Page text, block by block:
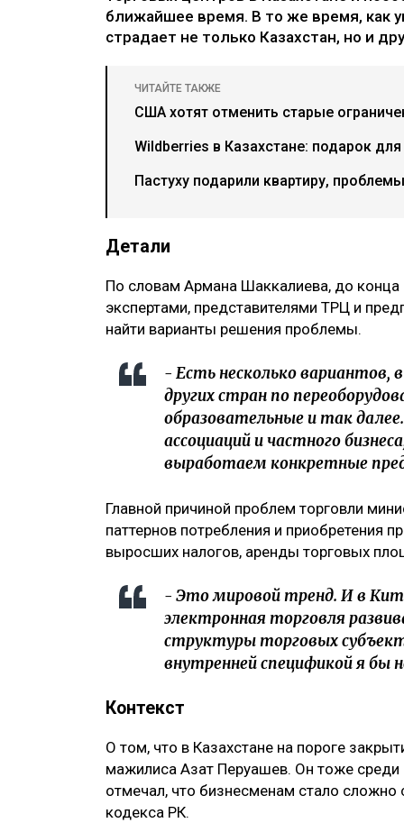
ближайшее время. В то же время, как
страдает не только Казахстан, но и
ЧИТАЙТЕ ТАКЖЕ
США хотят отменить старые
Wildberries в Казахстане: подарок
Пастуху подарили квартиру,
Детали
По словам Армана Шаккалиева, до
экспертами, представителями ТРЦ и
найти варианты решения проблемы.
- Есть несколько
других стран по
образовательные и так
ассоциаций и частного
выработаем конкретные
Главной причиной проблем торговли
паттернов потребления и приобретения
выросших налогов, аренды торговых
- Это мировой тренд. И в
электронная торговля
структуры торговых
внутренней спецификой я бы
Контекст
О том, что в Казахстане на пороге
мажилиса Азат Перуашев. Он тоже среди
отмечал, что бизнесменам стало сложно
кодекса РК.